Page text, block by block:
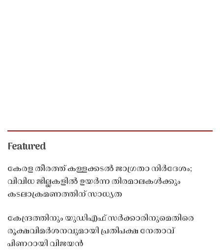
Featured
കേരള തീരത്ത് കള്ളക്കടൽ ജാഗ്രതാ നിർദേശം;
വിവിധ ജില്ലകളിൽ ഉയർന്ന തിരമാലകൾക്കും
കടലാക്രമണത്തിന് സാധ്യത
കേന്ദ്രത്തിനും യുഡിഎഫ് സർക്കാരിനുമെതിരെ
രൂക്ഷവിമർശനവുമായി പ്രതിപക്ഷ നേതാവ്
പിണറായി വിജയൻ